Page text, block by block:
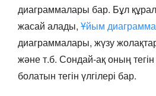
диаграммалары бар. Бұл
жасай алады, Ұйым
диаграммалары, жүзу
және т.б. Сондай-ақ оның
болатын тегін үлгілері бар.